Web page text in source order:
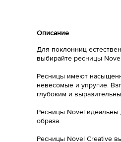
Описание
Для поклонниц
выбирайте ресницы
Ресницы имеют
невесомые и упругие.
глубоким и
Ресницы Novel идеальны
образа.
Ресницы Novel Creative